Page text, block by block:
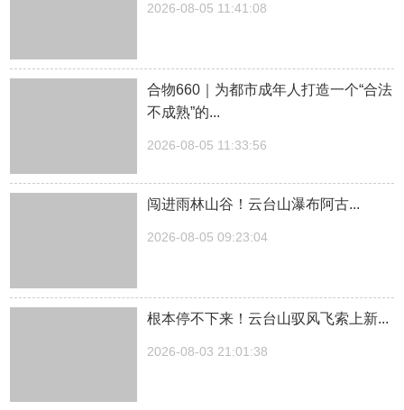
2026-08-05 11:41:08
合物660｜为都市成年人打造一个“合法
不成熟”的...
2026-08-05 11:33:56
闯进雨林山谷！云台山瀑布阿古...
2026-08-05 09:23:04
根本停不下来！云台山驭风飞索上新...
2026-08-03 21:01:38